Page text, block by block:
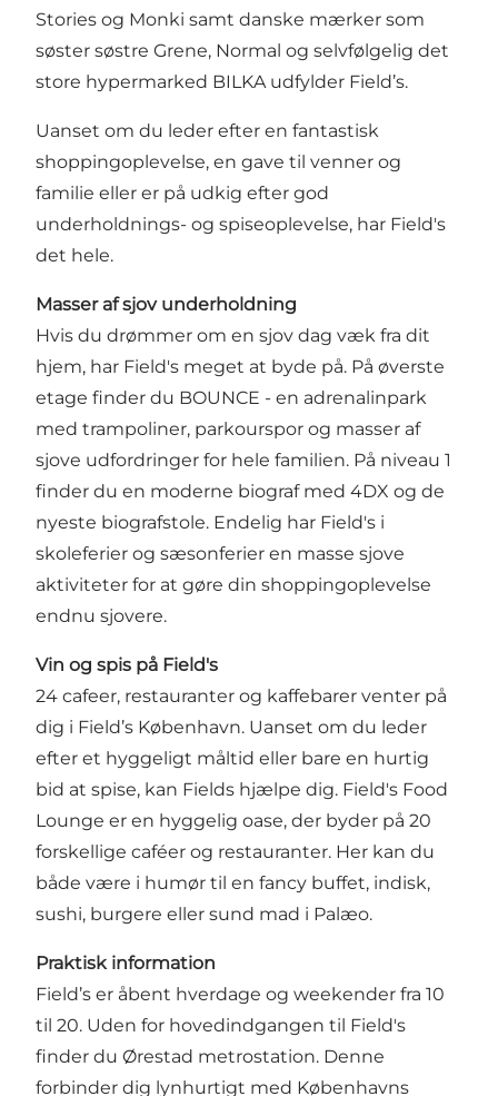
Stories og Monki samt danske mærker som
søster søstre Grene, Normal og selvfølgelig det
store hypermarked BILKA udfylder Field’s.
Uanset om du leder efter en fantastisk
shoppingoplevelse, en gave til venner og
familie eller er på udkig efter god
underholdnings- og spiseoplevelse, har Field's
det hele.
Masser af sjov underholdning
Hvis du drømmer om en sjov dag væk fra dit
hjem, har Field's meget at byde på. På øverste
etage finder du BOUNCE - en adrenalinpark
med trampoliner, parkourspor og masser af
sjove udfordringer for hele familien. På niveau 1
finder du en moderne biograf med 4DX og de
nyeste biografstole. Endelig har Field's i
skoleferier og sæsonferier en masse sjove
aktiviteter for at gøre din shoppingoplevelse
endnu sjovere.
Vin og spis på Field's
24 cafeer, restauranter og kaffebarer venter på
dig i Field’s København. Uanset om du leder
efter et hyggeligt måltid eller bare en hurtig
bid at spise, kan Fields hjælpe dig. Field's Food
Lounge er en hyggelig oase, der byder på 20
forskellige caféer og restauranter. Her kan du
både være i humør til en fancy buffet, indisk,
sushi, burgere eller sund mad i Palæo.
Praktisk information
Field’s er åbent hverdage og weekender fra 10
til 20. Uden for hovedindgangen til Field's
finder du Ørestad metrostation. Denne
forbinder dig lynhurtigt med Københavns